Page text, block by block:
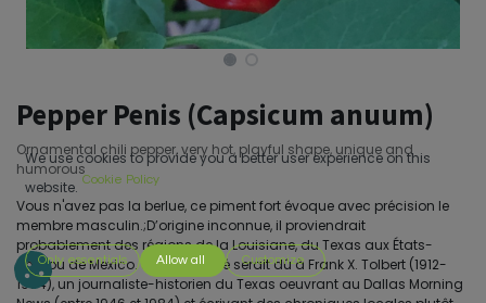
Pepper Penis (Capsicum anuum)
Ornamental chili pepper, very hot, playful shape, unique and
humorous
Vous n'avez pas la berlue, ce piment fort évoque avec précision le
membre masculin.;D’origine inconnue, il proviendrait
probablement des régions de la Louisiane, du Texas aux États-
Unis ou de Mexico. Sa popularité serait dû à Frank X. Tolbert (1912-
1984), un journaliste-historien du Texas oeuvrant au Dallas Morning
We use cookies to provide you a better user experience on this
website. Cookie Policy
Only essentials Allow all Customize